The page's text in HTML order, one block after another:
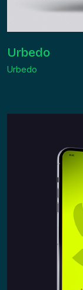
Urbedo
Urbedo